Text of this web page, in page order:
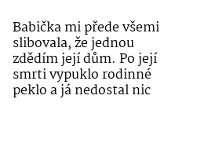
Babička mi přede všemi
slibovala, že jednou
zdědím její dům. Po její
smrti vypuklo rodinné
peklo a já nedostal nic